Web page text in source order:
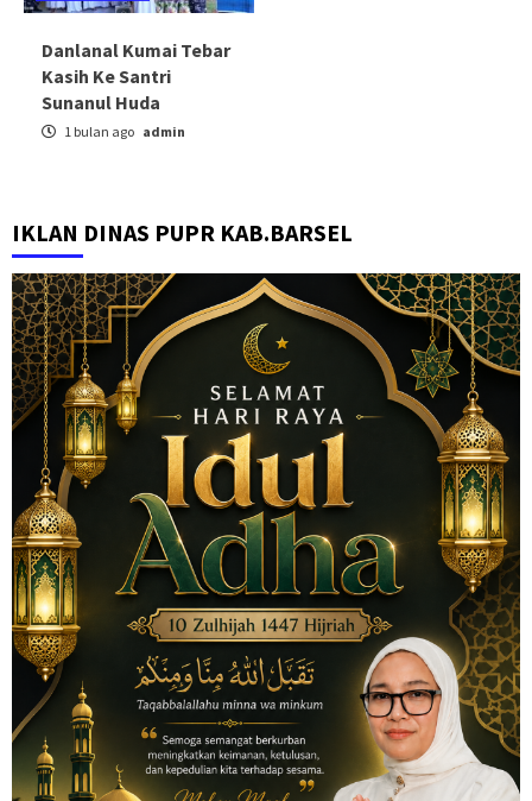
Danlanal Kumai Tebar
Kasih Ke Santri
Sunanul Huda
1 bulan ago admin
IKLAN DINAS PUPR KAB.BARSEL